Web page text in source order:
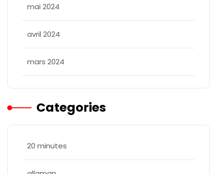
mai 2024
avril 2024
mars 2024
Categories
20 minutes